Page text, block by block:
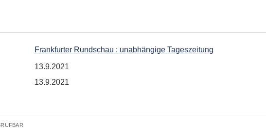
Frankfurter Rundschau : unabhängige Tageszeitung
13.9.2021
13.9.2021